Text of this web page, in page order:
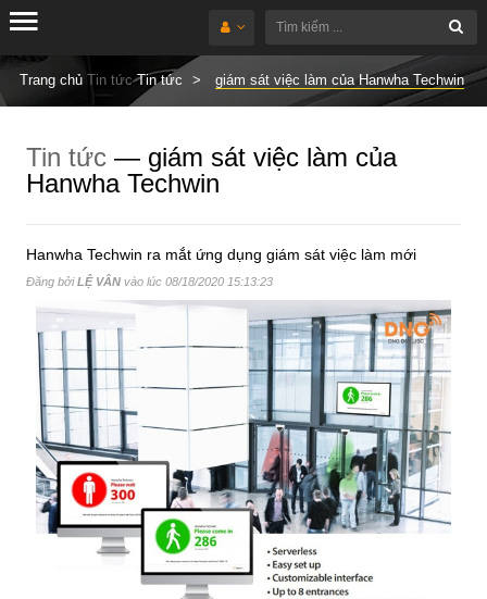
Trang chủ Tin tức Tin tức giám sát việc làm của Hanwha Techwin
Tin tức — giám sát việc làm của
Hanwha Techwin
Hanwha Techwin ra mắt ứng dụng giám sát việc làm mới
Đăng bởiLỆ VÂN vào lúc 08/18/2020 15:13:23